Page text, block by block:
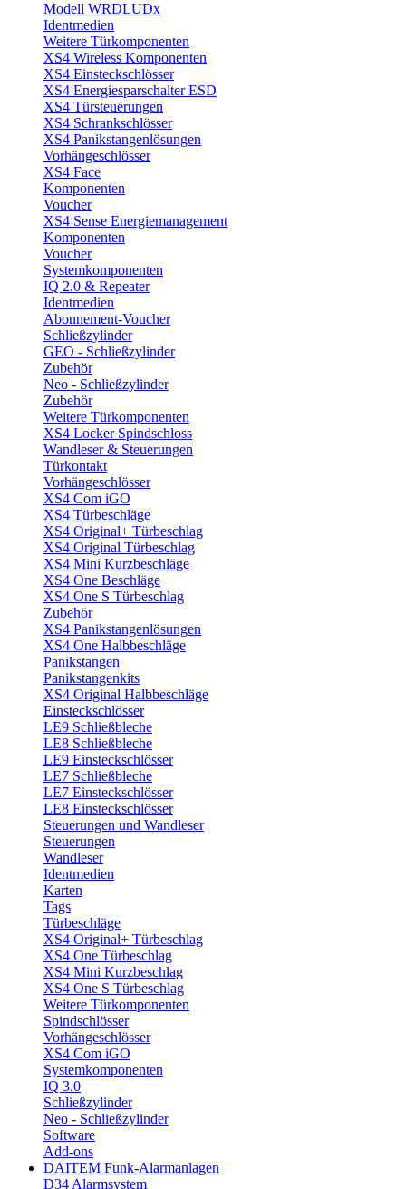
Modell WRDLUDx
Identmedien
Weitere Türkomponenten
XS4 Wireless Komponenten
XS4 Einsteckschlösser
XS4 Energiesparschalter ESD
XS4 Türsteuerungen
XS4 Schrankschlösser
XS4 Panikstangenlösungen
Vorhängeschlösser
XS4 Face
Komponenten
Voucher
XS4 Sense Energiemanagement
Komponenten
Voucher
Systemkomponenten
IQ 2.0 & Repeater
Identmedien
Abonnement-Voucher
Schließzylinder
GEO - Schließzylinder
Zubehör
Neo - Schließzylinder
Zubehör
Weitere Türkomponenten
XS4 Locker Spindschloss
Wandleser & Steuerungen
Türkontakt
Vorhängeschlösser
XS4 Com iGO
XS4 Türbeschläge
XS4 Original+ Türbeschlag
XS4 Original Türbeschlag
XS4 Mini Kurzbeschläge
XS4 One Beschläge
XS4 One S Türbeschlag
Zubehör
XS4 Panikstangenlösungen
XS4 One Halbbeschläge
Panikstangen
Panikstangenkits
XS4 Original Halbbeschläge
Einsteckschlösser
LE9 Schließbleche
LE8 Schließbleche
LE9 Einsteckschlösser
LE7 Schließbleche
LE7 Einsteckschlösser
LE8 Einsteckschlösser
Steuerungen und Wandleser
Steuerungen
Wandleser
Identmedien
Karten
Tags
Türbeschläge
XS4 Original+ Türbeschlag
XS4 One Türbeschlag
XS4 Mini Kurzbeschlag
XS4 One S Türbeschlag
Weitere Türkomponenten
Spindschlösser
Vorhängeschlösser
XS4 Com iGO
Systemkomponenten
IQ 3.0
Schließzylinder
Neo - Schließzylinder
Software
Add-ons
DAITEM Funk-Alarmanlagen
D34 Alarmsystem